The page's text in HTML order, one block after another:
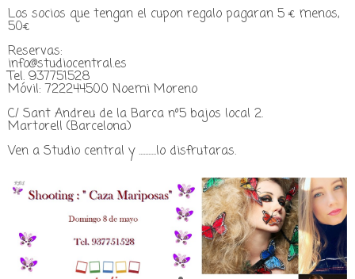
Los socios que tengan el cupon regalo pagaran 5€ menos,
50€
Reservas:
info@studiocentral.es
Tel. 937751528
Móvil: 722244500 Noemi Moreno
C/ Sant Andreu de la Barca nº5 bajos local 2.
Martorell (Barcelona)
Ven a Studio central y ...........lo disfrutaras.